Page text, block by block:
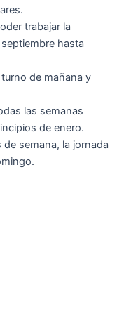
trabajar la
hasta
de mañana y
las semanas
de enero.
semana, la jornada